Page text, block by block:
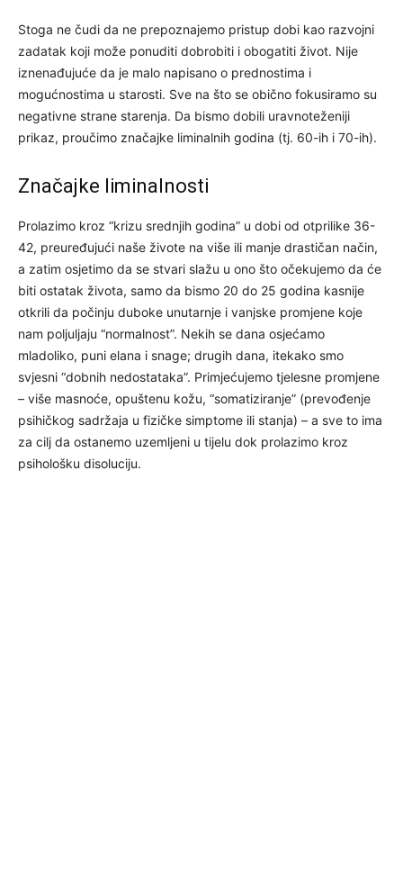
Stoga ne čudi da ne prepoznajemo pristup dobi kao razvojni
zadatak koji može ponuditi dobrobiti i obogatiti život. Nije
iznenađujuće da je malo napisano o prednostima i
mogućnostima u starosti. Sve na što se obično fokusiramo su
negativne strane starenja. Da bismo dobili uravnoteženiji
prikaz, proučimo značajke liminalnih godina (tj. 60-ih i 70-ih).
Značajke liminalnosti
Prolazimo kroz “krizu srednjih godina” u dobi od otprilike 36-
42, preuređujući naše živote na više ili manje drastičan način,
a zatim osjetimo da se stvari slažu u ono što očekujemo da će
biti ostatak života, samo da bismo 20 do 25 godina kasnije
otkrili da počinju duboke unutarnje i vanjske promjene koje
nam poljuljaju “normalnost”. Nekih se dana osjećamo
mladoliko, puni elana i snage; drugih dana, itekako smo
svjesni “dobnih nedostataka”. Primjećujemo tjelesne promjene
– više masnoće, opuštenu kožu, “somatiziranje” (prevođenje
psihičkog sadržaja u fizičke simptome ili stanja) – a sve to ima
za cilj da ostanemo uzemljeni u tijelu dok prolazimo kroz
psihološku disoluciju.